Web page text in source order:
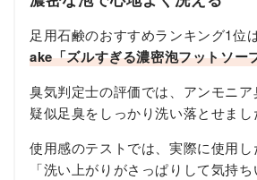
足用石鹸のおすすめランキング1位
ake「ズルすぎる濃密泡フットソー
臭気判定士の評価では、アンモニ
疑似足臭をしっかり洗い落とせまし
使用感のテストでは、実際に使用し
「洗い上がりがさっぱりして気持